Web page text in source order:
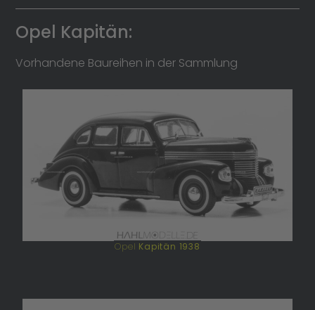
Opel Kapitän:
Vorhandene Baureihen in der Sammlung
Opel Kapitän 1938